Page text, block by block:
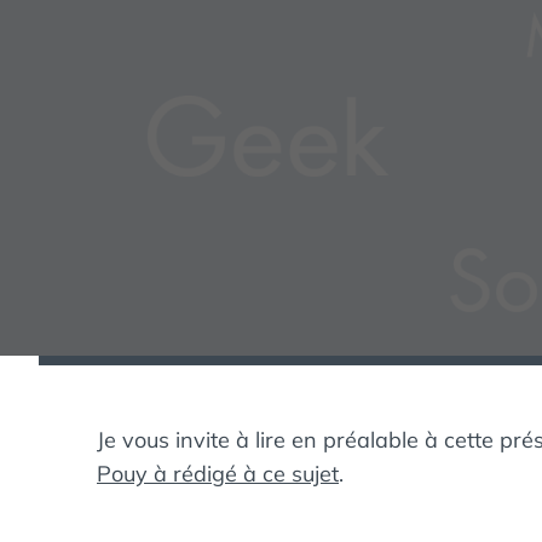
Je vous invite à lire en préalable à cette
Pouy à rédigé à ce sujet.